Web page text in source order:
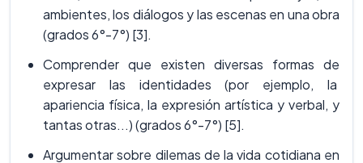
ambientes, los diálogos y las escenas en una obra
(grados 6°-7°) [3].
Comprender que existen diversas formas de
expresar las identidades (por ejemplo, la
apariencia física, la expresión artística y verbal, y
tantas otras...) (grados 6°-7°) [5].
Argumentar sobre dilemas de la vida cotidiana en